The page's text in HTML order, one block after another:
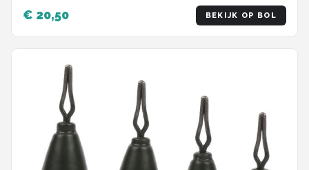
€ 20,50 BEKIJK OP BOL